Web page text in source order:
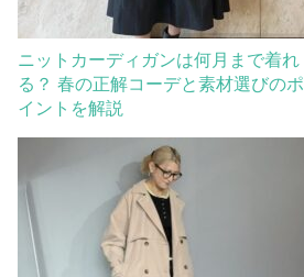
ニットカーディガンは何月まで着れ
る？ 春の正解コーデと素材選びのポ
イントを解説